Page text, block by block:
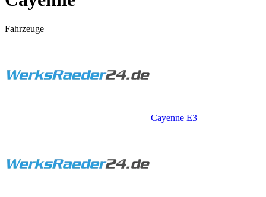
Fahrzeuge
Cayenne E3